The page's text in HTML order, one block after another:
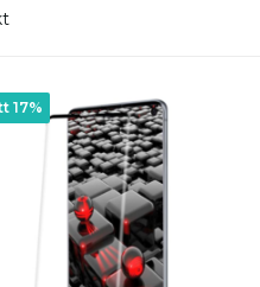
17%